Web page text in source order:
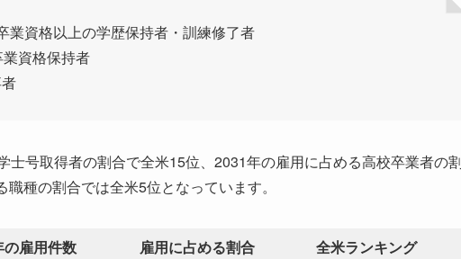
業資格以上の学歴保持者・訓練修了者
資格保持者
士号取得者の割合で全米15位、2031年の雇用に占める高校卒業者の
種の割合では全米5位となっています。
雇用件数 雇用に占める割合
全米ランキング